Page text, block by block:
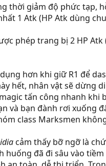
thời giảm độ phức tạp,
1 Atk (HP Atk dùng
phép trang bị 2 HP
hơn khi giữ R1 để
hết, nhân vật sẽ
tấn công nhanh
và bạn đành rơi xuống
class Marksmen
cảm thấy bỡ ngỡ là
huống đã đi sâu vào